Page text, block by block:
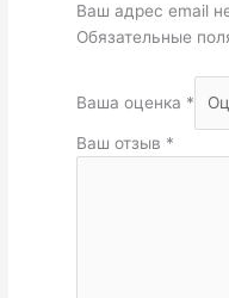
Ваш адрес email
Обязательные
Ваша оценка *
Ваш отзыв *